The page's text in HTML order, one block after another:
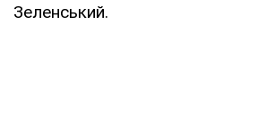
Зеленський.